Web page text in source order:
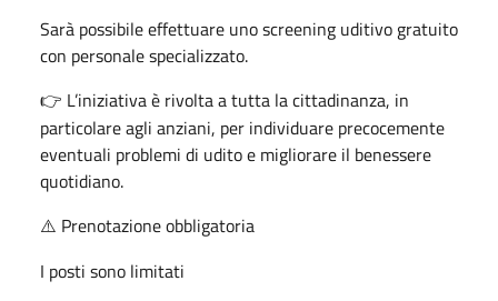
Sarà possibile effettuare uno screening uditivo gratuito
con personale specializzato.
👉 L’iniziativa è rivolta a tutta la cittadinanza, in
particolare agli anziani, per individuare precocemente
eventuali problemi di udito e migliorare il benessere
quotidiano.
⚠️ Prenotazione obbligatoria
I posti sono limitati